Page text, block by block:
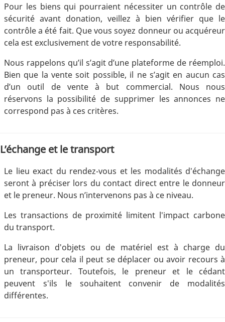
Pour les biens qui pourraient nécessiter un contrôle de
sécurité avant donation, veillez à bien vérifier que le
contrôle a été fait. Que vous soyez donneur ou acquéreur
cela est exclusivement de votre responsabilité.
Nous rappelons qu’il s’agit d’une plateforme de réemploi.
Bien que la vente soit possible, il ne s’agit en aucun cas
d’un outil de vente à but commercial. Nous nous
réservons la possibilité de supprimer les annonces ne
correspond pas à ces critères.
L’échange et le transport
Le lieu exact du rendez-vous et les modalités d'échange
seront à préciser lors du contact direct entre le donneur
et le preneur. Nous n’intervenons pas à ce niveau.
Les transactions de proximité limitent l'impact carbone
du transport.
La livraison d'objets ou de matériel est à charge du
preneur, pour cela il peut se déplacer ou avoir recours à
un transporteur. Toutefois, le preneur et le cédant
peuvent s'ils le souhaitent convenir de modalités
différentes.